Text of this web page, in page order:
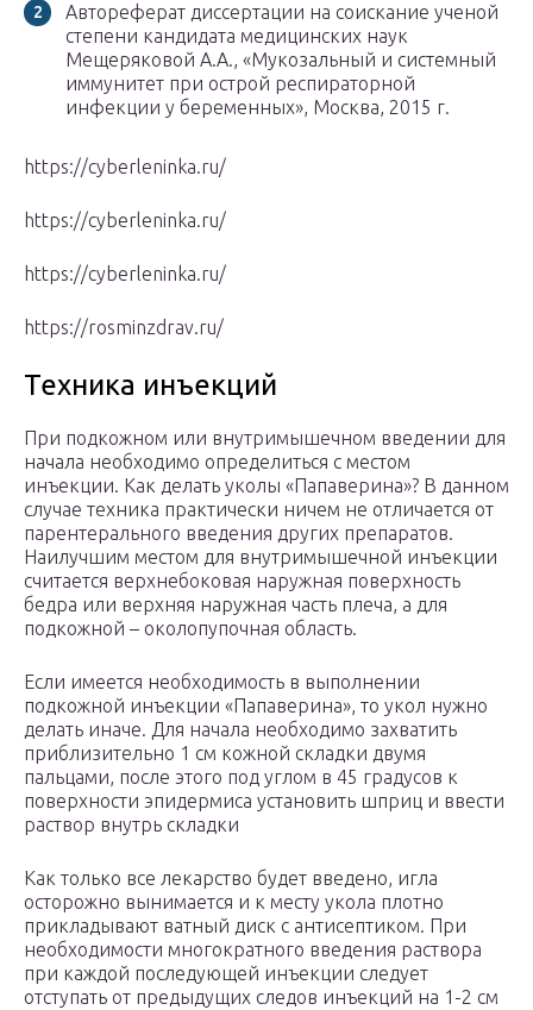
Автореферат диссертации на соискание ученой
степени кандидата медицинских наук
Мещеряковой А.А., «Мукозальный и системный
иммунитет при острой респираторной
инфекции у беременных», Москва, 2015 г.
https://cyberleninka.ru/
https://cyberleninka.ru/
https://cyberleninka.ru/
https://rosminzdrav.ru/
Техника инъекций
При подкожном или внутримышечном введении для
начала необходимо определиться с местом
инъекции. Как делать уколы «Папаверина»? В данном
случае техника практически ничем не отличается от
парентерального введения других препаратов.
Наилучшим местом для внутримышечной инъекции
считается верхнебоковая наружная поверхность
бедра или верхняя наружная часть плеча, а для
подкожной – околопупочная область.
Если имеется необходимость в выполнении
подкожной инъекции «Папаверина», то укол нужно
делать иначе. Для начала необходимо захватить
приблизительно 1 см кожной складки двумя
пальцами, после этого под углом в 45 градусов к
поверхности эпидермиса установить шприц и ввести
раствор внутрь складки
Как только все лекарство будет введено, игла
осторожно вынимается и к месту укола плотно
прикладывают ватный диск с антисептиком. При
необходимости многократного введения раствора
при каждой последующей инъекции следует
отступать от предыдущих следов инъекций на 1-2 см